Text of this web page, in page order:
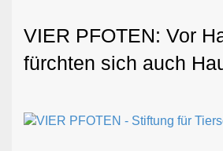
VIER PFOTEN: Vor
fürchten sich auch